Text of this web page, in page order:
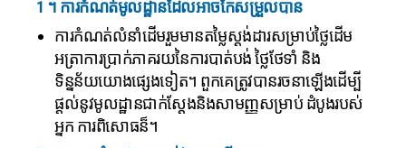
1 ។ ការកំណត់មូលដ្ឋានដែលអាចកែសម្រួលបាន
ការកំណត់លំនាំដើមរួមមានតម្លៃស្តង់ដារសម្រាប់ថ្លៃដើម
អត្រាការប្រាក់ភាគរយនៃការបាត់បង់ ថ្លៃថែទាំ និង
ទិន្នន័យយោងផ្សេងទៀត។ ពួកគេត្រូវបានរចនាឡើងដើម្បី
ផ្តល់នូវមូលដ្ឋានជាក់ស្តែងនិងសាមញ្ញសម្រាប់ ដំបូងរបស់
អ្នក ការពិសោធន៏។